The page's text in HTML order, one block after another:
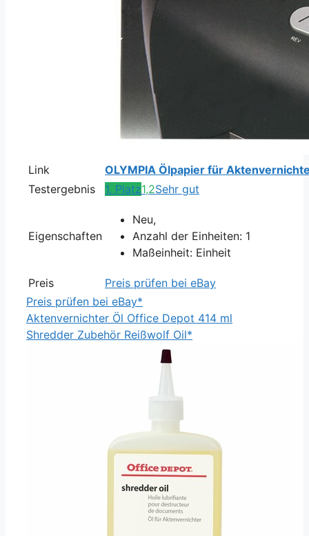
Link
OLYMPIA Ölpapier für
Testergebnis
1. Platz1,2Sehr gut
Eigenschaften
Neu,
Anzahl der Einheiten: 1
Maßeinheit: Einheit
Preis
Preis prüfen bei eBay
Preis prüfen bei eBay*
Aktenvernichter Öl Office Depot 414 ml
Shredder Zubehör Reißwolf Oil*